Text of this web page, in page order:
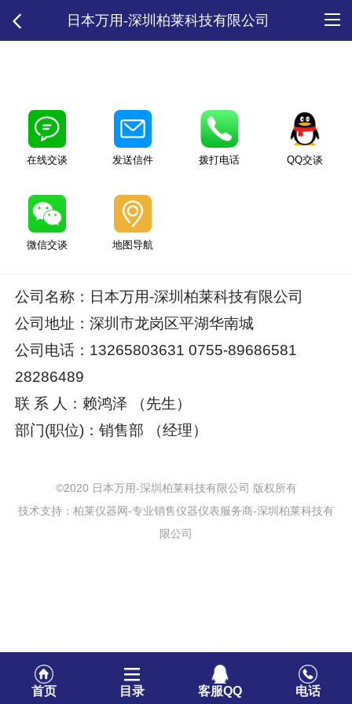
日本万用-深圳柏莱科技有限公司
在线交谈 发送信件 拨打电话 QQ交谈
微信交谈 地图导航
公司名称：日本万用-深圳柏莱科技有限公司
公司地址：深圳市龙岗区平湖华南城
公司电话：13265803631 0755-89686581
28286489
联 系 人：赖鸿泽 （先生）
部门(职位)：销售部 （经理）
©2020 日本万用-深圳柏莱科技有限公司 版权所有
技术支持：柏莱仪器网-专业销售仪器仪表服务商-深圳柏莱科技有
限公司
首页 目录 客服QQ 电话